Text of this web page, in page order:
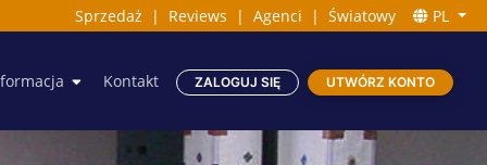
Sprzedaż | Reviews | Agenci | Światowy PL
Kontakt ZALOGUJ SIĘ UTWÓRZ KONTO